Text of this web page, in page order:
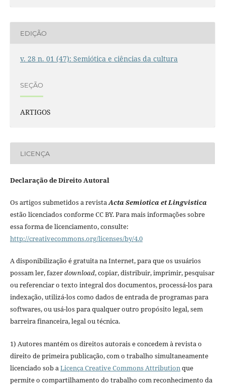
EDIÇÃO
v. 28 n. 01 (47): Semiótica e ciências da cultura
SEÇÃO
ARTIGOS
LICENÇA
Declaração de Direito Autoral
Os artigos submetidos a revistaActa Semiotica et Lingvistica
estão licenciados conforme CC BY. Para mais informações sobre
essa forma de licenciamento, consulte:
http://creativecommons.org/licenses/by/4.0
A disponibilização é gratuita na Internet, para que os usuários
possam ler, fazerdownload, copiar, distribuir, imprimir, pesquisar
ou referenciar o texto integral dos documentos, processá-los para
indexação, utilizá-los como dados de entrada de programas para
softwares, ou usá-los para qualquer outro propósito legal, sem
barreira financeira, legal ou técnica.
1) Autores mantém os direitos autorais e concedem à revista o
direito de primeira publicação, com o trabalho simultaneamente
licenciado sob a Licença Creative Commons Attribution que
permite o compartilhamento do trabalho com reconhecimento da